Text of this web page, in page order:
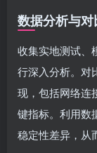
数据分析与对
收集实地测试、
行深入分析。对
现，包括网络连
键指标。利用数
稳定性差异，从